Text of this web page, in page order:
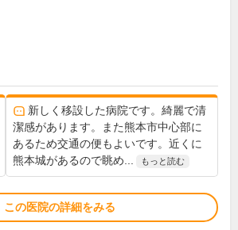
新しく移設した病院です。綺麗で清
潔感があります。また熊本市中心部に
あるため交通の便もよいです。近くに
熊本城があるので眺め...
もっと読む
この医院の詳細をみる